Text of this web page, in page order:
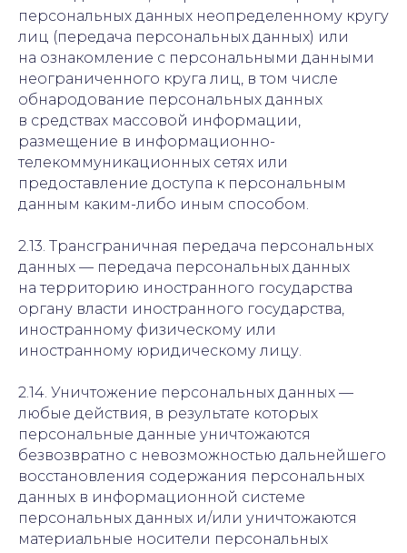
персональных данных неопределенному кругу
лиц (передача персональных данных) или
на ознакомление с персональными данными
неограниченного круга лиц, в том числе
обнародование персональных данных
в средствах массовой информации,
размещение в информационно-
телекоммуникационных сетях или
предоставление доступа к персональным
данным каким-либо иным способом.
2.13. Трансграничная передача персональных
данных — передача персональных данных
на территорию иностранного государства
органу власти иностранного государства,
иностранному физическому или
иностранному юридическому лицу.
2.14. Уничтожение персональных данных —
любые действия, в результате которых
персональные данные уничтожаются
безвозвратно с невозможностью дальнейшего
восстановления содержания персональных
данных в информационной системе
персональных данных и/или уничтожаются
материальные носители персональных